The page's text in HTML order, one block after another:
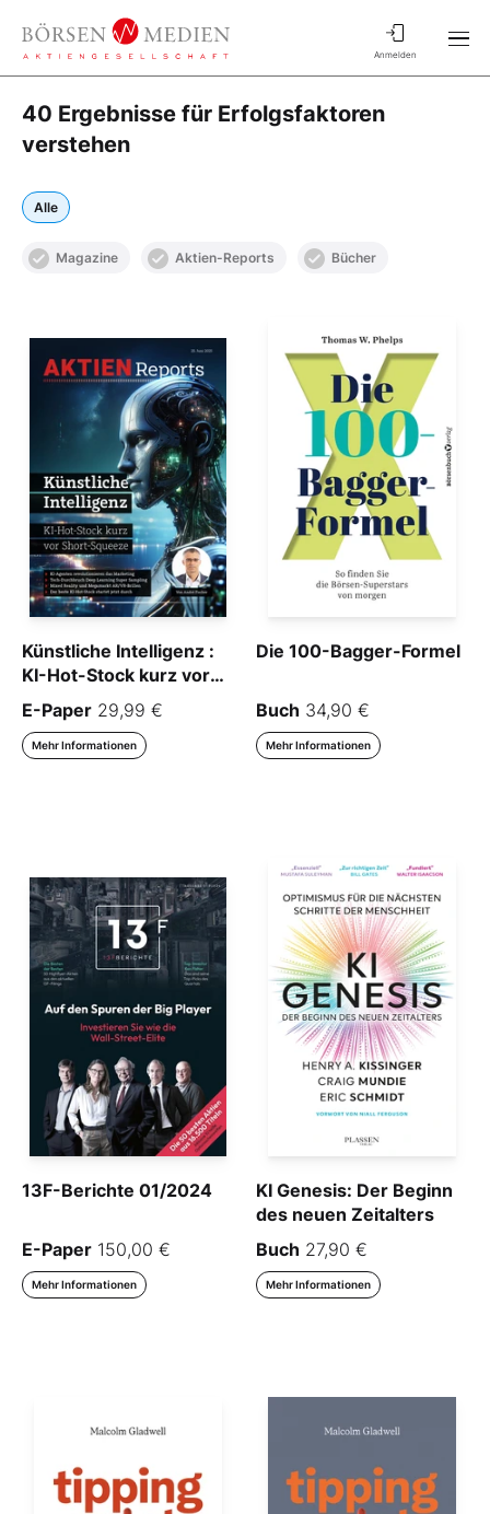
Anmelden
40 Ergebnisse für Erfolgsfaktoren
verstehen
Alle
Magazine Aktien-Reports Bücher
Künstliche Intelligenz :
KI-Hot-Stock kurz vor
Short-Squeeze
E-Paper 29,99 €
Mehr Informationen
Die 100-Bagger-Formel
Buch 34,90 €
Mehr Informationen
13F-Berichte 01/2024
E-Paper 150,00 €
Mehr Informationen
KI Genesis: Der Beginn
des neuen Zeitalters
Buch 27,90 €
Mehr Informationen